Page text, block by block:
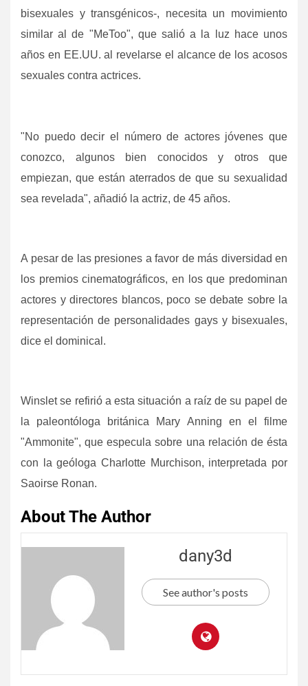
bisexuales y transgénicos-, necesita un movimiento
similar al de "MeToo", que salió a la luz hace unos
años en EE.UU. al revelarse el alcance de los acosos
sexuales contra actrices.
"No puedo decir el número de actores jóvenes que
conozco, algunos bien conocidos y otros que
empiezan, que están aterrados de que su sexualidad
sea revelada", añadió la actriz, de 45 años.
A pesar de las presiones a favor de más diversidad en
los premios cinematográficos, en los que predominan
actores y directores blancos, poco se debate sobre la
representación de personalidades gays y bisexuales,
dice el dominical.
Winslet se refirió a esta situación a raíz de su papel de
la paleontóloga británica Mary Anning en el filme
"Ammonite", que especula sobre una relación de ésta
con la geóloga Charlotte Murchison, interpretada por
Saoirse Ronan.
About The Author
dany3d
See author's posts